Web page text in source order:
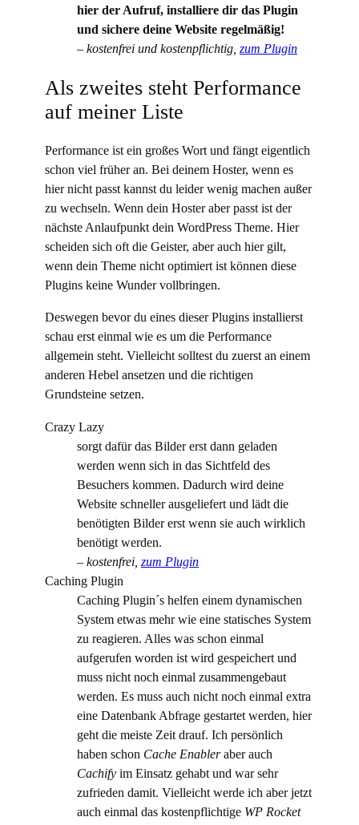
hier der Aufruf, installiere dir das Plugin
und sichere deine Website regelmäßig!
– kostenfrei und kostenpflichtig, zum Plugin
Als zweites steht Performance
auf meiner Liste
Performance ist ein großes Wort und fängt eigentlich
schon viel früher an. Bei deinem Hoster, wenn es
hier nicht passt kannst du leider wenig machen außer
zu wechseln. Wenn dein Hoster aber passt ist der
nächste Anlaufpunkt dein WordPress Theme. Hier
scheiden sich oft die Geister, aber auch hier gilt,
wenn dein Theme nicht optimiert ist können diese
Plugins keine Wunder vollbringen.
Deswegen bevor du eines dieser Plugins installierst
schau erst einmal wie es um die Performance
allgemein steht. Vielleicht solltest du zuerst an einem
anderen Hebel ansetzen und die richtigen
Grundsteine setzen.
Crazy Lazy
sorgt dafür das Bilder erst dann geladen
werden wenn sich in das Sichtfeld des
Besuchers kommen. Dadurch wird deine
Website schneller ausgeliefert und lädt die
benötigten Bilder erst wenn sie auch wirklich
benötigt werden.
– kostenfrei, zum Plugin
Caching Plugin
Caching Plugin´s helfen einem dynamischen
System etwas mehr wie eine statisches System
zu reagieren. Alles was schon einmal
aufgerufen worden ist wird gespeichert und
muss nicht noch einmal zusammengebaut
werden. Es muss auch nicht noch einmal extra
eine Datenbank Abfrage gestartet werden, hier
geht die meiste Zeit drauf. Ich persönlich
haben schon Cache Enableraber auch
Cachify im Einsatz gehabt und war sehr
zufrieden damit. Vielleicht werde ich aber jetzt
auch einmal das kostenpflichtige WP Rocket